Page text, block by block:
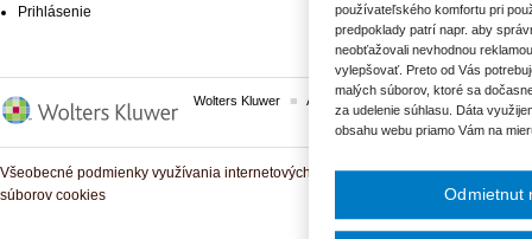
Prihlásenie
Wolters Kluwer ASPI Komplexné právne predpisy
Všeobecné podmienky využívania internetových služieb a komunitných portálov
súborov cookies
používateľského komfortu pri
predpoklady patrí napr. aby
neobťažovali nevhodnou
vylepšovať. Preto od Vás
malých súborov, ktoré sa
za udelenie súhlasu. Dáta
obsahu webu priamo Vám na
Odmietnut